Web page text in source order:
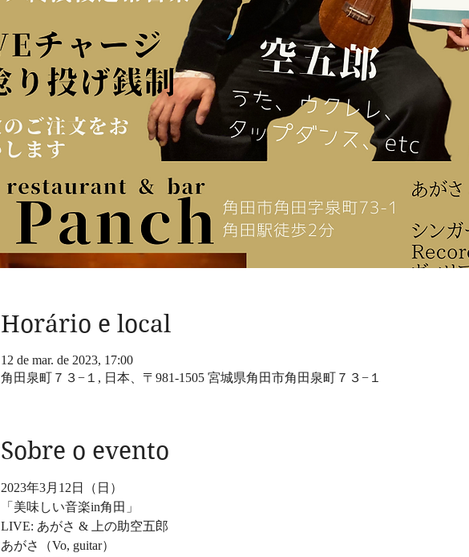
Horário e local
12 de mar. de 2023, 17:00
角田泉町７３−１, 日本、〒981-1505 宮城県角田市角田泉町７３−１
Sobre o evento
2023年3月12日（日）
「美味しい音楽in角田」
LIVE: あがさ & 上の助空五郎
あがさ（Vo, guitar）